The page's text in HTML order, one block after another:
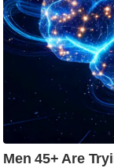
इ
ल
टे
लॉ
जी
ब्यू
टी